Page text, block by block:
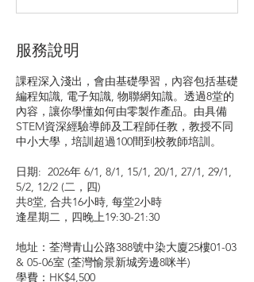
服務說明
課程深入淺出，會由基礎學習，內容包括基礎
編程知識, 電子知識, 物聯網知識。透過8堂的
內容，讓你學懂如何由零製作產品。由具備
STEM資深經驗導師及工程師任教，教授不同
中小大學，培訓超過100間到校教師培訓。
日期: ​ 2026年 6/1, 8/1, 15/1, 20/1, 27/1, 29/1,
5/2, 12/2 (二，四)
共8堂, 合共16小時, 每堂2小時
逢星期二，四晚上19:30-21:30
地址：荃灣青山公路388號中染大廈25樓01-03
& 05-06室 (荃灣愉景新城旁邊8咪半)
學費：HK$4,500